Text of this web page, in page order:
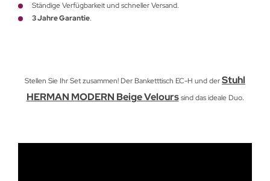
Ständige Verfügbarkeit und schneller Versand.
3 Jahre Garantie.
Stellen Sie Ihr Set zusammen! Der Banketttisch EC-H und derStuhl
HERMAN MODERN Beige Velourssind das ideale Duo.